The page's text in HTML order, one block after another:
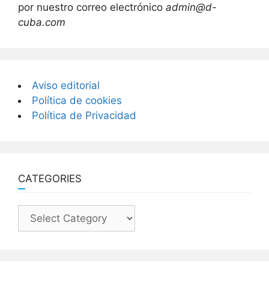
por nuestro correo electrónico admin@d-
cuba.com
Aviso editorial
Política de cookies
Política de Privacidad
CATEGORIES
Categories